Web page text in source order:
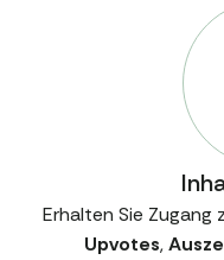
Erhalten Sie
Upvotes,